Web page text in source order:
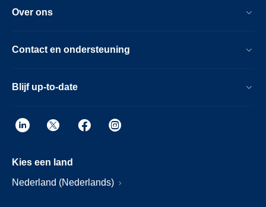
Over ons
Contact en ondersteuning
Blijf up-to-date
Kies een land
Nederland (Nederlands)